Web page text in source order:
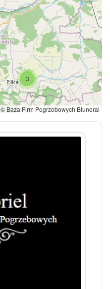
3
© Baza Firm Pogrzebowych Bluneral